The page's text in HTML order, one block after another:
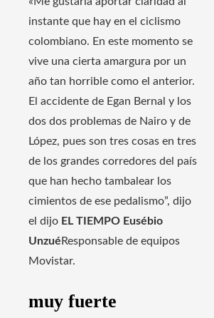
instante que hay en el ciclismo
colombiano. En este momento se
vive una cierta amargura por un
año tan horrible como el anterior.
El accidente de Egan Bernal y los
dos dos problemas de Nairo y de
López, pues son tres cosas en tres
de los grandes corredores del país
que han hecho tambalear los
cimientos de ese pedalismo”, dijo
el dijo EL TIEMPO Eusébio
Unzué Responsable de equipos
Movistar.
muy fuerte